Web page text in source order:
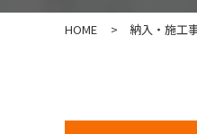
HOME > 納入・施工